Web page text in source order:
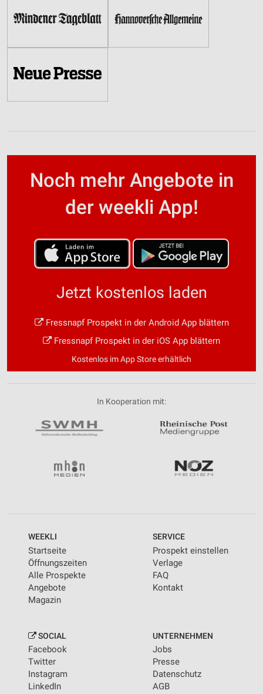
Noch mehr Angebote in
der weekli App!
Jetzt kostenlos laden
Fressnapf Prospekt in der Android App blättern
Fressnapf Prospekt in der iOS App blättern
Kostenlos im App Store erhältlich
In Kooperation mit:
WEEKLI
Startseite
Öffnungszeiten
Alle Prospekte
Angebote
Magazin
SERVICE
Prospekt einstellen
Verlage
FAQ
Kontakt
SOCIAL
Facebook
Twitter
Instagram
LinkedIn
UNTERNEHMEN
Jobs
Presse
Datenschutz
AGB